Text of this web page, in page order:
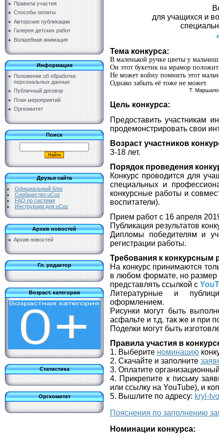
Правила участия
Способы оплаты
Авторские публикации
Галерея детских работ
Волшебная анимация
Информация
Положение об обработке
персональных данных
Публичный договор
План мероприятий
Оргкомитет
Поиск
Друзья сайта
Официальный блог
Сообщество uCoz
FAQ по системе
Инструкции для uCoz
Архив новостей
Архив новостей
Гл. редактор
Возраст. категория
Статистика
Оргкомитет
для учащихся и
Тема конкурса:
В маленькой ручке цветы у
Он этот букетик на мрамор
Не может войну помнить этот
Однако забыть её тоже не может.
Т.
Цель конкурса:
Предоставить участникам
продемонстрировать свои
Возраст участников
3-18 лет.
Порядок проведения
Конкурс проводится для
специальных и
конкурсные работы и
воспитатели).
Прием работ с 16 апреля
Публикация результатов
Дипломы победителям и
регистрации работы.
Требования к конкурсным
На конкурс принимаются
в любом формате, но
представлять ссылкой с
Литературные и
оформлением.
Рисунки могут быть
асфальте и т.д. так же и при
Поделки могут быть
Правила участия в
1. Выберите номинацию
2. Скачайте и заполните
3. Оплатите
4. Прикрепите к письму
или ссылку на YouTube), и
5. Вышлите по адресу: kryl-
Пояснения по заполнению
Номинации конкурса: